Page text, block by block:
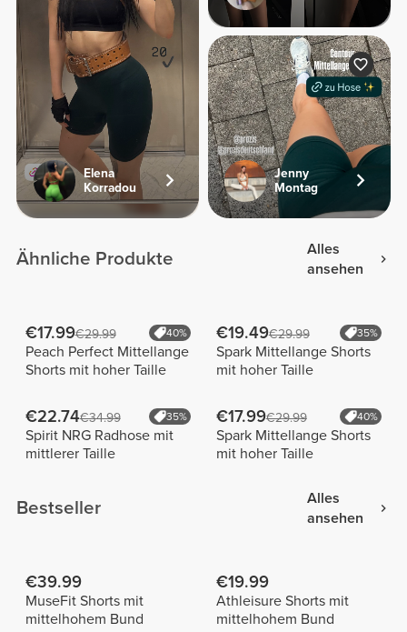
Elena
Korradou
Jenny
Montag
Ähnliche Produkte
Alles
ansehen
€17.99€29.99 40%
Peach Perfect Mittellange
Shorts mit hoher Taille
€19.49€29.99 35%
Spark Mittellange Shorts
mit hoher Taille
€22.74€34.99 35%
Spirit NRG Radhose mit
mittlerer Taille
€17.99€29.99 40%
Spark Mittellange Shorts
mit hoher Taille
Bestseller
Alles
ansehen
€39.99
MuseFit Shorts mit
mittelhohem Bund
€19.99
Athleisure Shorts mit
mittelhohem Bund